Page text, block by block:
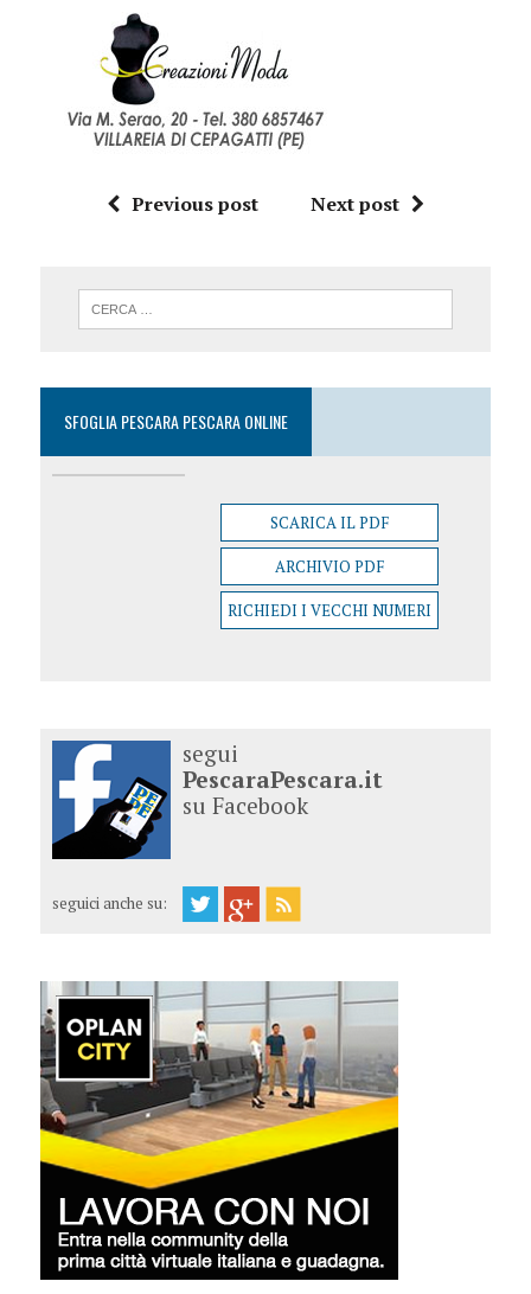
Previous post Next post
SFOGLIA PESCARA PESCARA ONLINE
SCARICA IL PDF
ARCHIVIO PDF
RICHIEDI I VECCHI NUMERI
segui
PescaraPescara.it
su Facebook
seguici anche su: